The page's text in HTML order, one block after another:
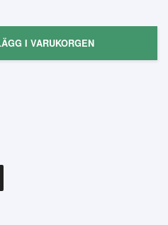
I VARUKORGEN